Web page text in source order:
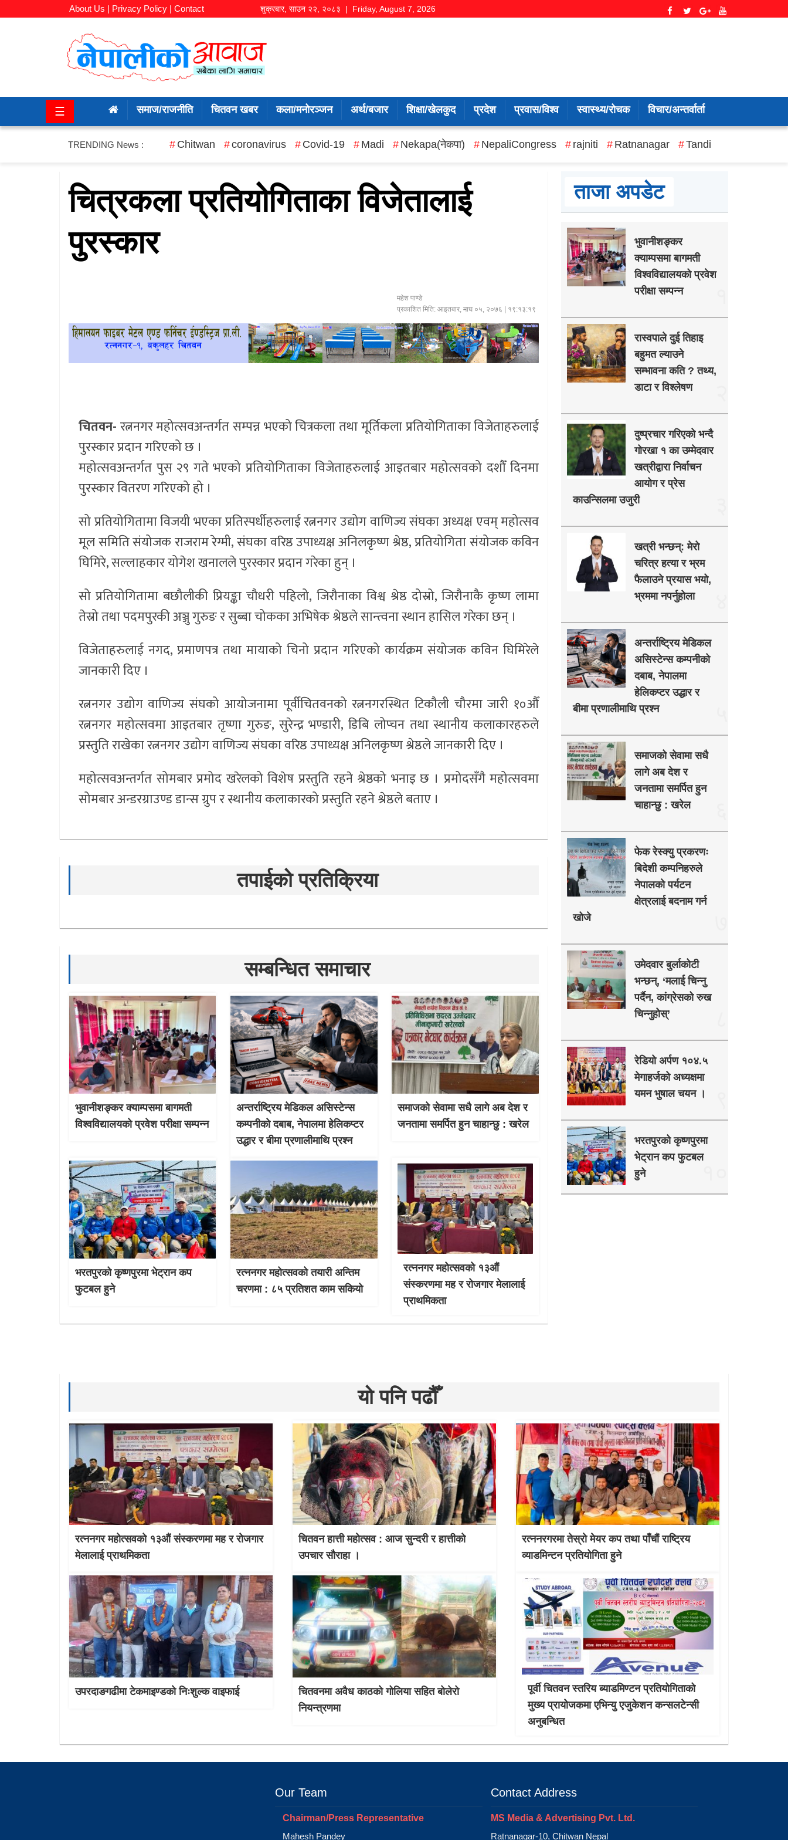
About Us | Privacy Policy | Contact शुक्रबार, साउन २२, २०८३ | Friday, August 7, 2026
राजनीति
☰ समाज/राजनीति चितवन खबर कला/मनोरञ्जन अर्थ/बजार शिक्षा/खेलकुद प्रदेश प्रवास/विश्व स्वास्थ्य/रोचक विचार/अन्तर्वार्ता
TRENDING News : Chitwan coronavirus Covid-19 Madi Nekapa(नेकपा) NepaliCongress rajniti Ratnanagar Tandi
चित्रकला प्रतियोगिताका विजेतालाई
पुरस्कार
महेश पाण्डे
प्रकाशित मिति:आइतबार, माघ ०५, २०७६ | १९:१३:१९
चितवन-रत्ननगर महोत्सवअन्तर्गत सम्पन्न भएको चित्रकला तथा मूर्तिकला प्रतियोगिताका विजेताहरुलाई
पुरस्कार प्रदान गरिएको छ ।
महोत्सवअन्तर्गत पुस २९ गते भएको प्रतियोगिताका विजेताहरुलाई आइतबार महोत्सवको दशौँ दिनमा
पुरस्कार वितरण गरिएको हो ।
सो प्रतियोगितामा विजयी भएका प्रतिस्पर्धीहरुलाई रत्ननगर उद्योग वाणिज्य संघका अध्यक्ष एवम् महोत्सव
मूल समिति संयोजक राजराम रेग्मी, संघका वरिष्ठ उपाध्यक्ष अनिलकृष्ण श्रेष्ठ, प्रतियोगिता संयोजक कविन
घिमिरे, सल्लाहकार योगेश खनालले पुरस्कार प्रदान गरेका हुन् ।
सो प्रतियोगितामा बछौलीकी प्रियङ्का चौधरी पहिलो, जिरौनाका विश्व श्रेष्ठ दोस्रो, जिरौनाकै कृष्ण लामा
तेस्रो तथा पदमपुरकी अञ्जु गुरुङ र सुब्बा चोकका अभिषेक श्रेष्ठले सान्त्वना स्थान हासिल गरेका छन् ।
विजेताहरुलाई नगद, प्रमाणपत्र तथा मायाको चिनो प्रदान गरिएको कार्यक्रम संयोजक कविन घिमिरेले
जानकारी दिए ।
रत्ननगर उद्योग वाणिज्य संघको आयोजनामा पूर्वीचितवनको रत्ननगरस्थित टिकौली चौरमा जारी १०औँ
रत्ननगर महोत्सवमा आइतबार तृष्णा गुरुङ, सुरेन्द्र भण्डारी, डिबि लोप्चन तथा स्थानीय कलाकारहरुले
प्रस्तुति राखेका रत्ननगर उद्योग वाणिज्य संघका वरिष्ठ उपाध्यक्ष अनिलकृष्ण श्रेष्ठले जानकारी दिए ।
महोत्सवअन्तर्गत सोमबार प्रमोद खरेलको विशेष प्रस्तुति रहने श्रेष्ठको भनाइ छ । प्रमोदसँगै महोत्सवमा
सोमबार अन्डरग्राउण्ड डान्स ग्रुप र स्थानीय कलाकारको प्रस्तुति रहने श्रेष्ठले बताए ।
तपाईको प्रतिक्रिया
सम्बन्धित समाचार
भुवानीशङ्कर क्याम्पसमा बागमती
विश्वविद्यालयको प्रवेश परीक्षा सम्पन्न
अन्तर्राष्ट्रिय मेडिकल असिस्टेन्स
कम्पनीको दबाब, नेपालमा हेलिकप्टर
उद्धार र बीमा प्रणालीमाथि प्रश्न
समाजको सेवामा सधै लागे अब देश र
जनतामा समर्पित हुन चाहान्छु : खरेल
भरतपुरको कृष्णपुरमा भेट्रान कप
फुटबल हुने
रत्ननगर महोत्सवको तयारी अन्तिम
चरणमा : ८५ प्रतिशत काम सकियो
रत्ननगर महोत्सवको १३औं
संस्करणमा मह र रोजगार मेलालाई
प्राथमिकता
ताजा अपडेट
भुवानीशङ्कर
क्याम्पसमा बागमती
विश्वविद्यालयको प्रवेश
परीक्षा सम्पन्न
रास्वपाले दुई तिहाइ
बहुमत ल्याउने
सम्भावना कति ? तथ्य,
डाटा र विश्लेषण
दुष्प्रचार गरिएको भन्दै
गोरखा १ का उम्मेदवार
खत्रीद्वारा निर्वाचन
आयोग र प्रेस
काउन्सिलमा उजुरी
खत्री भन्छन्: मेरो
चरित्र हत्या र भ्रम
फैलाउने प्रयास भयो,
भ्रममा नपर्नुहोला
अन्तर्राष्ट्रिय मेडिकल
असिस्टेन्स कम्पनीको
दबाब, नेपालमा
हेलिकप्टर उद्धार र
बीमा प्रणालीमाथि प्रश्न
समाजको सेवामा सधै
लागे अब देश र
जनतामा समर्पित हुन
चाहान्छु : खरेल
फेक रेस्क्यु प्रकरणः
बिदेशी कम्पनिहरुले
नेपालको पर्यटन
क्षेत्रलाई बदनाम गर्न
खोजे
उमेदवार बुर्लाकोटी
भन्छन्, ‘मलाई चिन्नु
पर्दैन, कांग्रेसको रुख
चिन्नुहोस्’
रेडियो अर्पण १०४.५
मेगाहर्जको अध्यक्षमा
यमन भुषाल चयन ।
भरतपुरको कृष्णपुरमा
भेट्रान कप फुटबल
हुने
यो पनि पढौँ
रत्ननगर महोत्सवको १३औं संस्करणमा मह र रोजगार
मेलालाई प्राथमिकता
चितवन हात्ती महाेत्सव : आज सुन्दरी र हात्तीको
उपचार साैराहा ।
रत्ननरगरमा तेस्राे मेयर कप तथा पाँचौं राष्ट्रिय
व्याडमिन्टन प्रतियोगिता हुने
उपरदाङगढीमा टेकमाइण्डको निःशुल्क वाइफाई
चितवनमा अवैध काठको गोलिया सहित बोलेरो
नियन्त्रणमा
पूर्वी चितवन स्तरिय ब्याडमिण्टन प्रतियोगिताको
मुख्य प्रायोजकमा एभिन्यु एजुकेशन कन्सलटेन्सी
अनुबन्धित
Our Team
Chairman/Press Representative
Mahesh Pandey
Contact Address
MS Media & Advertising Pvt. Ltd.
Ratnanagar-10, Chitwan Nepal